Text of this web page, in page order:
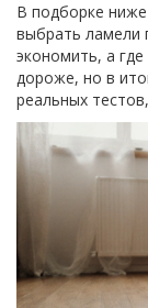
В подборке
выбрать ламели
экономить, а
дороже, но в
реальных